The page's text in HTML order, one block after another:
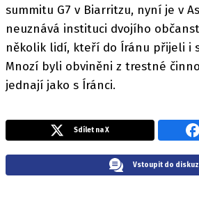
summitu G7 v Biarritzu, nyní je v
neuznává instituci dvojího
několik lidí, kteří do Íránu přijeli i
Mnozí byli obviněni z trestné
jednají jako s Íránci.
Sdílet na X
Vstoupit do